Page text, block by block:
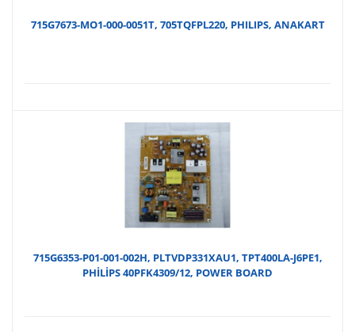
715G7673-MO1-000-0051T, 705TQFPL220, PHILIPS, ANAKART
715G6353-P01-001-002H, PLTVDP331XAU1, TPT400LA-J6PE1,
PHİLİPS 40PFK4309/12, POWER BOARD